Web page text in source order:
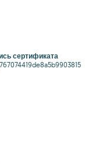
сертификата